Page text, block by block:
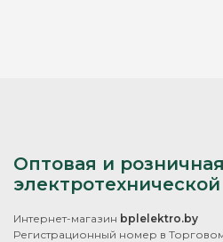
Оптовая и
Интернет-магазин bplelektro.by
Регистрационный номер в